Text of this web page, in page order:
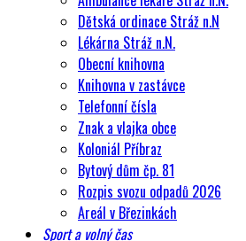
Dětská ordinace Stráž n.N
Lékárna Stráž n.N.
Obecní knihovna
Knihovna v zastávce
Telefonní čísla
Znak a vlajka obce
Koloniál Příbraz
Bytový dům čp. 81
Rozpis svozu odpadů 2026
Areál v Březinkách
Sport a volný čas